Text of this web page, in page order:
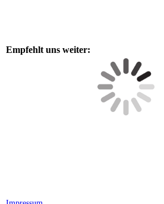
Empfehlt uns weiter: